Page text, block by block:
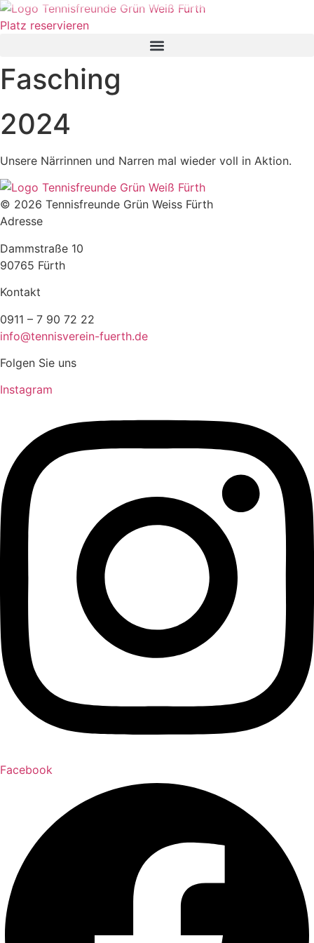
Platz reservieren
Fasching
2024
Unsere Närrinnen und Narren mal wieder voll in Aktion.
© 2026 Tennisfreunde Grün Weiss Fürth
Adresse
Dammstraße 10
90765 Fürth
Kontakt
0911 – 7 90 72 22
info@tennisverein-fuerth.de
Folgen Sie uns
Instagram
Facebook